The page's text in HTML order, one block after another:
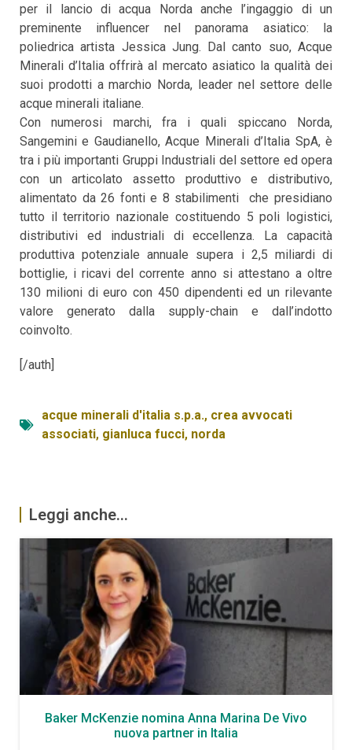
per il lancio di acqua Norda anche l’ingaggio di un
preminente influencer nel panorama asiatico: la
poliedrica artista Jessica Jung. Dal canto suo, Acque
Minerali d’Italia offrirà al mercato asiatico la qualità dei
suoi prodotti a marchio Norda, leader nel settore delle
acque minerali italiane.
Con numerosi marchi, fra i quali spiccano Norda,
Sangemini e Gaudianello, Acque Minerali d’Italia SpA, è
tra i più importanti Gruppi Industriali del settore ed opera
con un articolato assetto produttivo e distributivo,
alimentato da 26 fonti e 8 stabilimenti che presidiano
tutto il territorio nazionale costituendo 5 poli logistici,
distributivi ed industriali di eccellenza. La capacità
produttiva potenziale annuale supera i 2,5 miliardi di
bottiglie, i ricavi del corrente anno si attestano a oltre
130 milioni di euro con 450 dipendenti ed un rilevante
valore generato dalla supply-chain e dall’indotto
coinvolto.
[/auth]
acque minerali d'italia s.p.a., crea avvocati
associati, gianluca fucci, norda
Leggi anche...
Baker McKenzie nomina Anna Marina De Vivo
nuova partner in Italia